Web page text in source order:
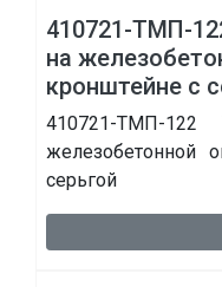
410721-ТМП-
на
кронштейне с
410721-ТМП-
железобетонной
серьгой